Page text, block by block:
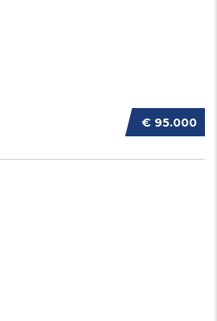
€ 95.000